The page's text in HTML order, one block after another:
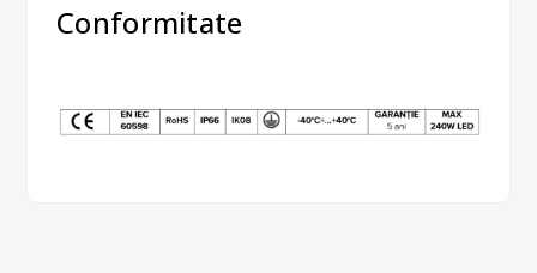
Conformitate